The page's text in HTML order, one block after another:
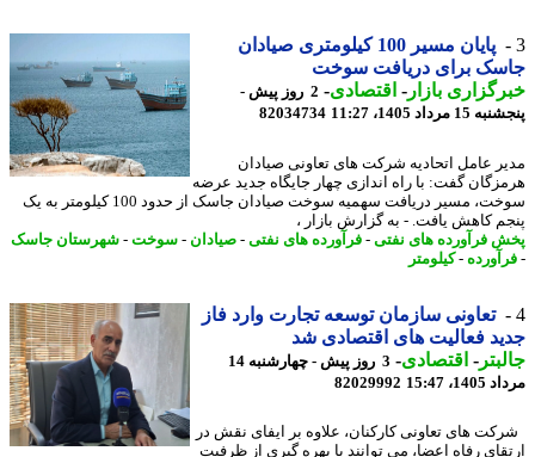
پایان مسیر 100 کیلومتری صیادان
برای دریافت سوخت
بازار- اقتصادی- 2 روز پیش -
1405، 11:27
82034734
عامل اتحادیه شرکت های تعاونی صیادان
گفت: با راه اندازی چهار جایگاه جدید عرضه
سوخت، مسیر دریافت سهمیه سوخت صیادان جاسک از حدود 100 کیلومتر به یک
کاهش یافت. - به گزارش بازار ،
فرآورده های نفتی-فرآورده های نفتی-صیادان- سوخت-شهرستان جاسک
- کیلومتر
تعاونی سازمان توسعه تجارت وارد فاز
فعالیت های اقتصادی شد
-اقتصادی-
3 روز پیش - چهارشنبه 14
15:47
82029992
های تعاونی کارکنان، علاوه بر ایفای نقش در
رفاه اعضا، می توانند با بهره گیری از ظرفیت